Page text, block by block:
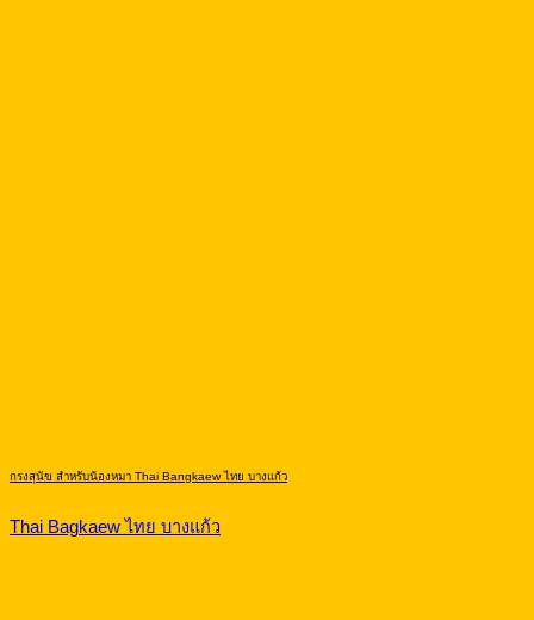
กรงสุนัข สำหรับน้องหมา Thai Bangkaew ไทย บางแก้ว
Thai Bagkaew ไทย บางแก้ว